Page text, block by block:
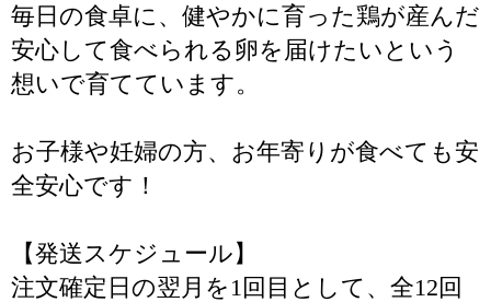
毎日の食卓に、健やかに育った鶏が産んだ
安心して食べられる卵を届けたいという
想いで育てています。
お子様や妊婦の方、お年寄りが食べても安
全安心です！
【発送スケジュール】
注文確定日の翌月を1回目として、全12回